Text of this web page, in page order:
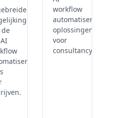
de
workflow
automatisering
oplossingen
voor